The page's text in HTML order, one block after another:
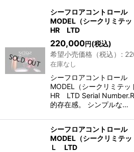
シーフロアコントロー
MODEL（シークリミテ
HR LTD
220,000円(税込)
希望小売価格（税込）
:
在庫なし
シーフロアコントロー
MODEL（シークリミテ
HR LTD Serial
的存在感。 シンプルな…
シーフロアコントロー
MODEL（シークリミテ
Ｌ LTD